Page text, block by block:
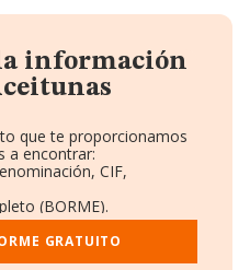
información
que te proporcionamos
a encontrar:
CIF,
(BORME).
y Empleados.
y Administradores.
GRATUITO